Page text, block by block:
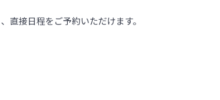
直接日程をご予約いただけます。